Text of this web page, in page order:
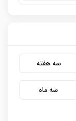
سه هفته
سه ماه